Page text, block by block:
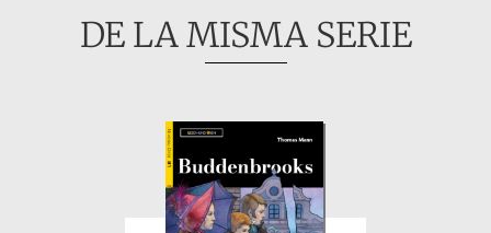
DE LA MISMA SERIE